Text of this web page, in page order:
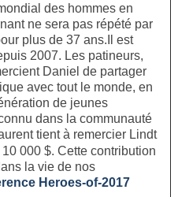
des hommes en
ne sera pas répété par
plus de 37 ans. Il est
2007. Les patineurs,
Daniel de partager
avec tout le monde, en
de jeunes
dans la communauté
tient à remercier Lindt
000 $. Cette contribution
la vie de nos
Heroes-of-2017